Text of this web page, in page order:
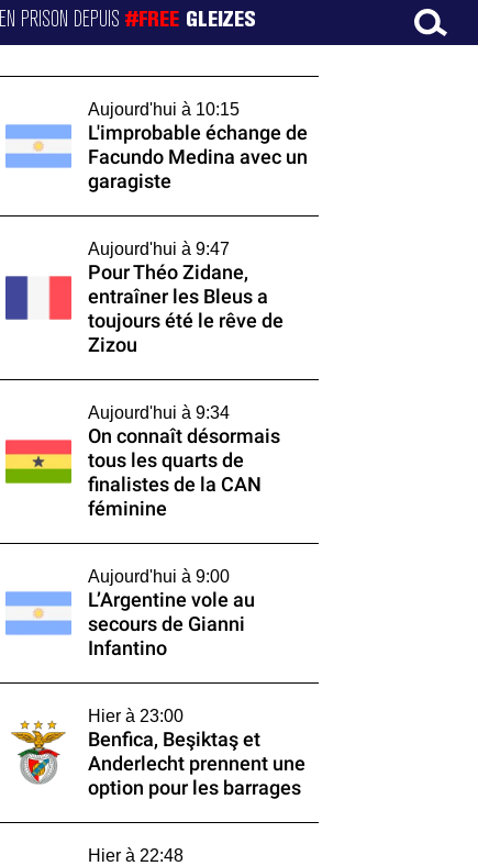
EN PRISON DEPUIS#FREE GLEIZES
Aujourd'hui à 10:15
L'improbable échange de
Facundo Medina avec un
garagiste
Aujourd'hui à 9:47
Pour Théo Zidane,
entraîner les Bleus a
toujours été le rêve de
Zizou
Aujourd'hui à 9:34
On connaît désormais
tous les quarts de
finalistes de la CAN
féminine
Aujourd'hui à 9:00
L’Argentine vole au
secours de Gianni
Infantino
Hier à 23:00
Benfica, Beşiktaş et
Anderlecht prennent une
option pour les barrages
Hier à 22:48